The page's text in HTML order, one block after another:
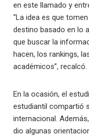
en este llamado y
“La idea es que
destino basado en lo
que buscar la
hacen, los rankings,
académicos”, recalcó.
En la ocasión, el
estudiantil compartió
internacional.
dio algunas